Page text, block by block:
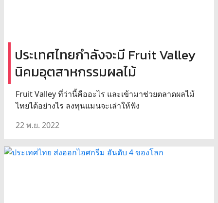
ประเทศไทยกำลังจะมี Fruit Valley
นิคมอุตสาหกรรมผลไม้
Fruit Valley ที่ว่านี้คืออะไร และเข้ามาช่วยตลาดผลไม้
ไทยได้อย่างไร ลงทุนแมนจะเล่าให้ฟัง
22 พ.ย. 2022